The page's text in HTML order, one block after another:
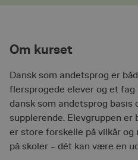
Om kurset
Dansk som andetsprog er
flersprogede elever og et
dansk som andetsprog basis
supplerende. Elevgruppen er
er store forskelle på vilkår
på skoler – dét kan være en